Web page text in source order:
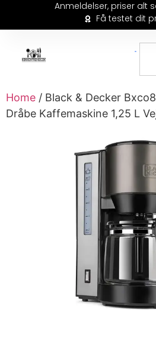
Anmeldelser, priser alt
Få testet dit
Home / Black & Decker
Dråbe Kaffemaskine 1,25 L